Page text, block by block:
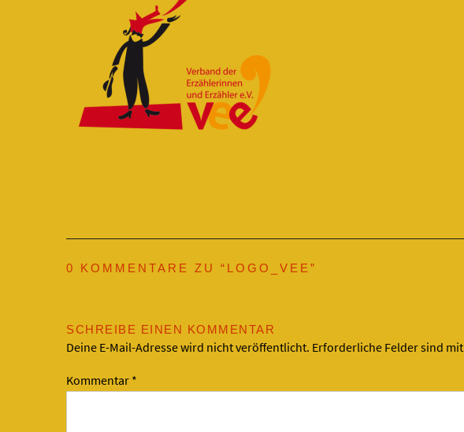
0 KOMMENTARE ZU “ LOGO_VEE ”
SCHREIBE EINEN KOMMENTAR
Deine E-Mail-Adresse wird nicht veröffentlicht. Erforderliche Felder sind mit
Kommentar *